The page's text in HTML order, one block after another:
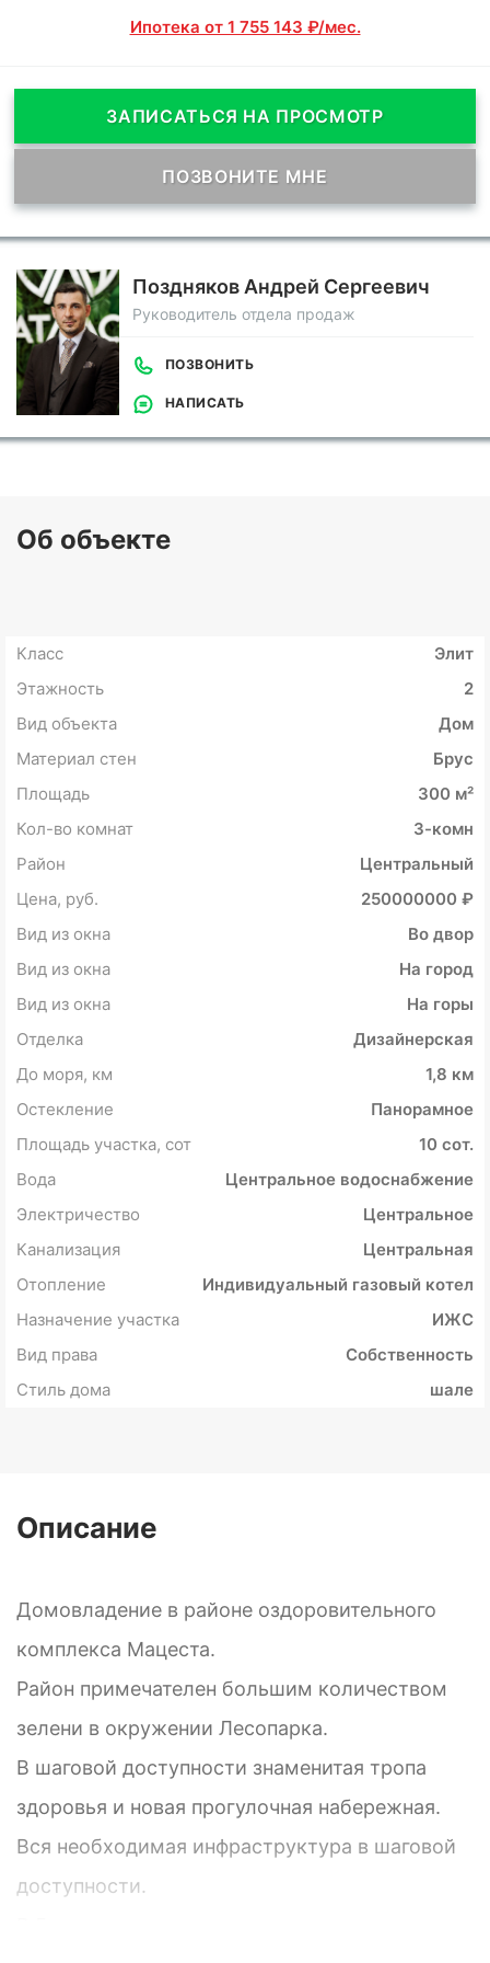
Ипотека от 1 755 143 ₽/мес.
ЗАПИСАТЬСЯ НА ПРОСМОТР
ПОЗВОНИТЕ МНЕ
Поздняков Андрей Сергеевич
Руководитель отдела продаж
ПОЗВОНИТЬ
НАПИСАТЬ
Об объекте
Класс
Элит
Этажность
2
Вид объекта
Дом
Материал стен
Брус
Площадь
300 м²
Кол-во комнат
3-комн
Район
Центральный
Цена, руб.
250000000 ₽
Вид из окна
Во двор
Вид из окна
На город
Вид из окна
На горы
Отделка
Дизайнерская
До моря, км
1,8 км
Остекление
Панорамное
Площадь участка, сот
10 сот.
Вода
Центральное водоснабжение
Электричество
Центральное
Канализация
Центральная
Отопление
Индивидуальный газовый котел
Назначение участка
ИЖС
Вид права
Собственность
Стиль дома
шале
Описание
Домовладение в районе оздоровительного
комплекса Мацеста.
Район примечателен большим количеством
зелени в окружении Лесопарка.
В шаговой доступности знаменитая тропа
здоровья и новая прогулочная набережная.
Вся необходимая инфраструктура в шаговой
доступности.